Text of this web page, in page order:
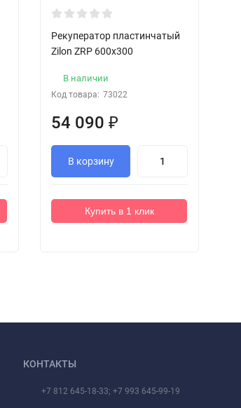
Рекуператор пластинчатый
Zilon ZRP 600x300
В наличии
Код товара: 73022
54 090₽
В корзину
Купить в 1 клик
КОНТАКТЫ
+7 812 645-18-33; +7 993 645-99-19